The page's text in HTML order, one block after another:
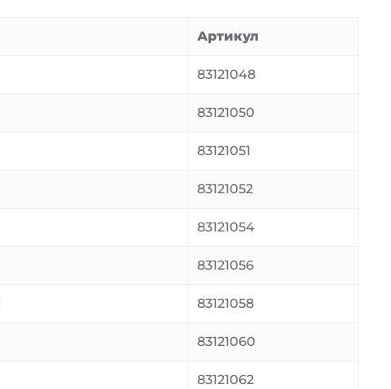
Артикул
83121048
83121050
83121051
83121052
83121054
83121056
83121058
83121060
83121062